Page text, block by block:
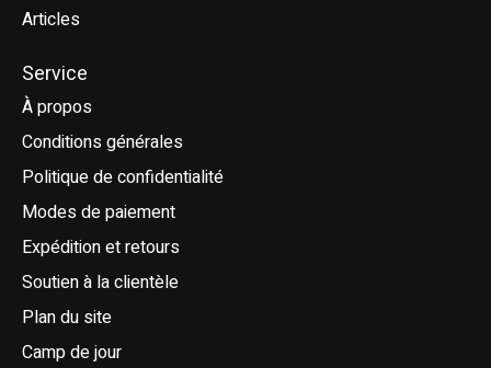
Articles
Service
À propos
Conditions générales
Politique de confidentialité
Modes de paiement
Expédition et retours
Soutien à la clientèle
Plan du site
Camp de jour